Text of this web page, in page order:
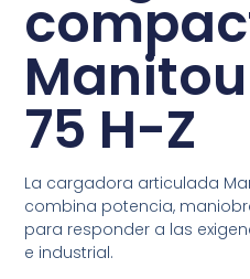
75 H-Z
La cargadora articulada
combina potencia,
para responder a las
e industrial.